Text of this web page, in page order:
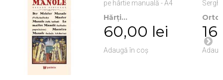
Hărți...
60,00 lei
Adaugă în coș